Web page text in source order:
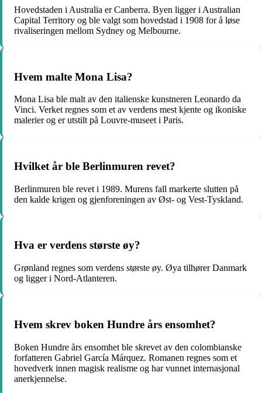
Hovedstaden i Australia er Canberra. Byen ligger i Australian
Capital Territory og ble valgt som hovedstad i 1908 for å løse
rivaliseringen mellom Sydney og Melbourne.
Hvem malte Mona Lisa?
Mona Lisa ble malt av den italienske kunstneren Leonardo da
Vinci. Verket regnes som et av verdens mest kjente og ikoniske
malerier og er utstilt på Louvre-museet i Paris.
Hvilket år ble Berlinmuren revet?
Berlinmuren ble revet i 1989. Murens fall markerte slutten på
den kalde krigen og gjenforeningen av Øst- og Vest-Tyskland.
Hva er verdens største øy?
Grønland regnes som verdens største øy. Øya tilhører Danmark
og ligger i Nord-Atlanteren.
Hvem skrev boken Hundre års ensomhet?
Boken Hundre års ensomhet ble skrevet av den colombianske
forfatteren Gabriel García Márquez. Romanen regnes som et
hovedverk innen magisk realisme og har vunnet internasjonal
anerkjennelse.